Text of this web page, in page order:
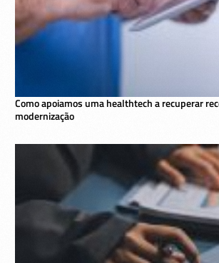
Como apoiamos uma healthtech a recuperar
modernização